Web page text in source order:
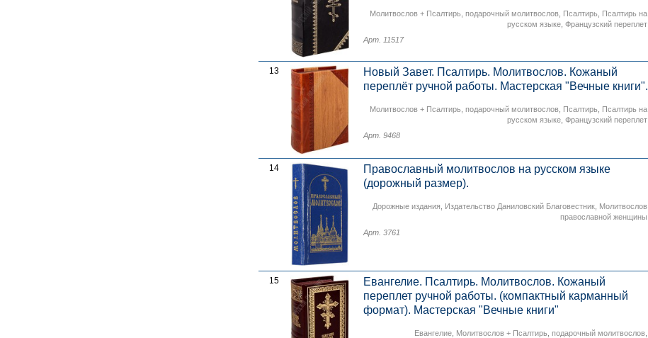
Молитвослов + Псалтирь ,подарочный молитвослов Псалтирь Псалтирь на
русском языке ,Французский переплет
Арт. 11517
13
Новый Завет. Псалтирь. Молитвослов. Кожаный
переплёт ручной работы. Мастерская "Вечные книги".
Молитвослов + Псалтирь ,подарочный молитвослов Псалтирь Псалтирь на
русском языке ,Французский переплет
Арт. 9468
14
Православный молитвослов на русском языке
(дорожный размер).
Дорожные издания Издательство Даниловский Благовестник Молитвослов
православной женщины
Арт. 3761
15
Евангелие. Псалтирь. Молитвослов. Кожаный
переплет ручной работы. (компактный карманный
формат). Мастерская "Вечные книги"
Евангелие Молитвослов + Псалтирь ,подарочный молитвослов